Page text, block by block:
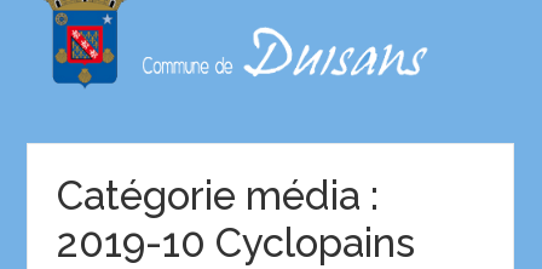
Catégorie média :
2019-10 Cyclopains